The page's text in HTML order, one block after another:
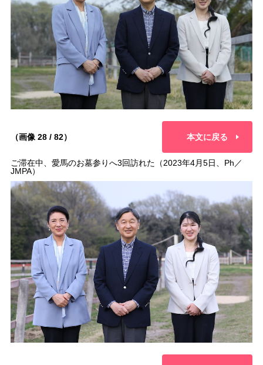
（画像 28 / 82） 本文に戻る
ご滞在中、愛馬のお墓参りへ3回訪れた（2023年4月5日、Ph／
JMPA）